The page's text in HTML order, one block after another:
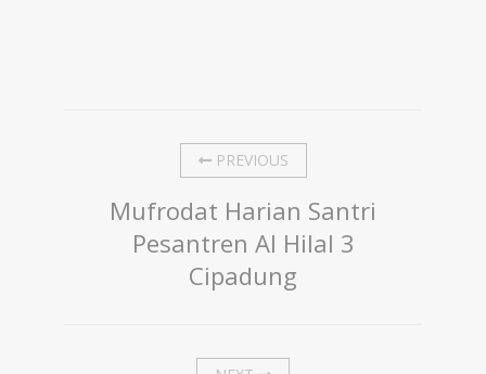
PREVIOUS
Mufrodat Harian Santri
Pesantren Al Hilal 3
Cipadung